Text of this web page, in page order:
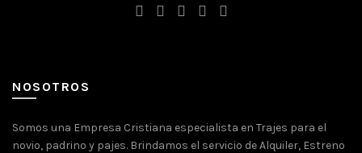
NOSOTROS
Somos una Empresa Cristiana especialista en Trajes para el
novio, padrino y pajes. Brindamos el servicio de Alquiler, Estreno